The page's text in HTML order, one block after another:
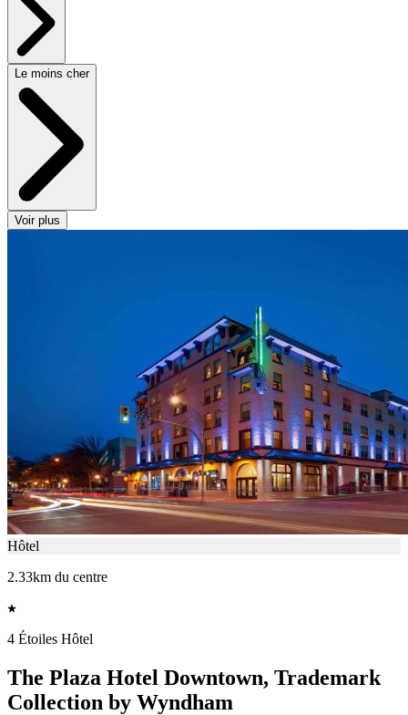
Le moins cher
Voir plus
Hôtel
2.33km du centre
4 Étoiles Hôtel
The Plaza Hotel Downtown, Trademark
Collection by Wyndham